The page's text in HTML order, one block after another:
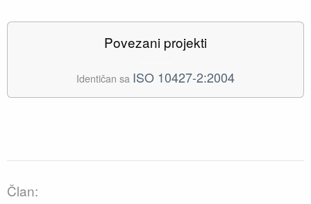
Povezani projekti
Identičan sa ISO 10427-2:2004
Član: